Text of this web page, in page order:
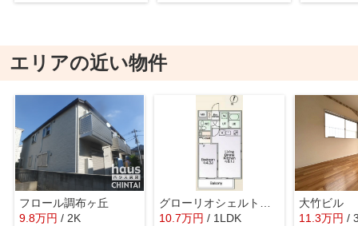
エリアの近い物件
フロール調布ヶ丘
9.8万円 / 2K
グローリオシェルト仙川Ⅱ
10.7万円 / 1LDK
大竹ビル
11.3万円 /